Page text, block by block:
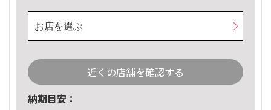
お店を選ぶ
近くの店舗を確認する
納期目安：